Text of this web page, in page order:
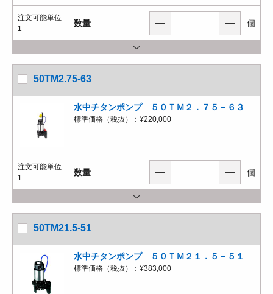
注文可能単位
1
数量 個
50TM2.75-63
水中チタンポンプ ５０ＴＭ２．７５－６３
標準価格（税抜）： ¥220,000
注文可能単位
1
数量 個
50TM21.5-51
水中チタンポンプ ５０ＴＭ２１．５－５１
標準価格（税抜）： ¥383,000